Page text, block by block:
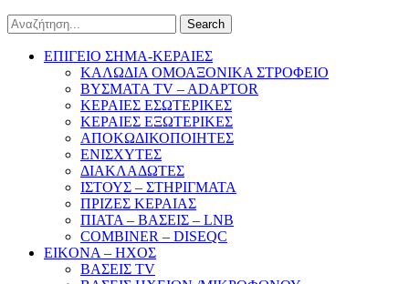
Search
ΕΠΙΓΕΙΟ ΣΗΜΑ-ΚΕΡΑΙΕΣ
ΚΑΛΩΔΙΑ ΟΜΟΑΞΟΝΙΚΑ ΣΤΡΟΦΕΙΟ
ΒΥΣΜΑΤΑ TV – ADAPTOR
ΚΕΡΑΙΕΣ ΕΣΩΤΕΡΙΚΕΣ
ΚΕΡΑΙΕΣ ΕΞΩΤΕΡΙΚΕΣ
ΑΠΟΚΩΔΙΚΟΠΟΙΗΤΕΣ
ΕΝΙΣΧΥΤΕΣ
ΔΙΑΚΛΑΔΩΤΕΣ
ΙΣΤΟΥΣ – ΣΤΗΡΙΓΜΑΤΑ
ΠΡΙΖΕΣ ΚΕΡΑΙΑΣ
ΠΙΑΤΑ – ΒΑΣΕΙΣ – LNB
COMBINER – DISEQC
EIKONA – ΗΧΟΣ
ΒΑΣΕΙΣ TV